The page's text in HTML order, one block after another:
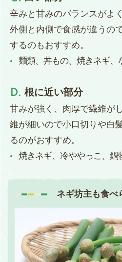
辛みと甘みのバランスがよ
外側と内側で食感が違うの
するのもおすすめ。
麺類、丼もの、焼きネギ、
根に近い部分
甘みが強く、肉厚で繊維が
維が細いので小口切りや白
るのがおすすめ。
焼きネギ、冷ややっこ、鍋
ネギ坊主も食べ